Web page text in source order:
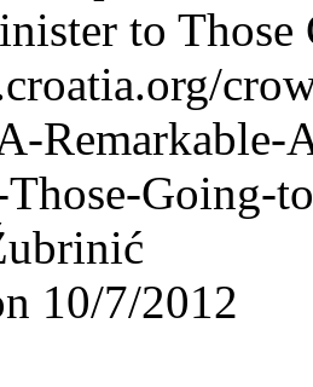
to Those
Remarkable-
Going-
10/7/2012